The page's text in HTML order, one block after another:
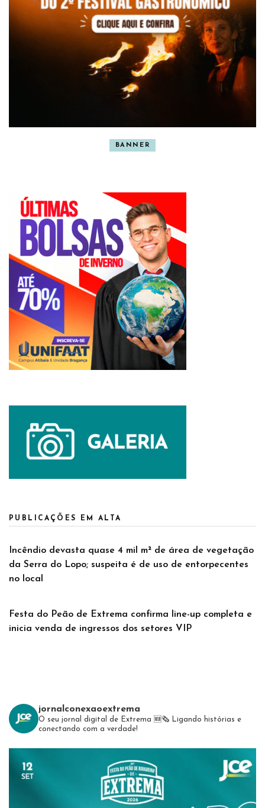
BANNER
PUBLICAÇÕES EM ALTA
Incêndio devasta quase 4 mil m² de área de vegetação
da Serra do Lopo; suspeita é de uso de entorpecentes
no local
Festa do Peão de Extrema confirma line-up completa e
inicia venda de ingressos dos setores VIP
jornalconexaoextrema
O seu jornal digital de Extrema 🆕️🗞 Ligando histórias e
conectando com a verdade!